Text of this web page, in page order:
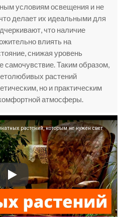
условиям освещения и не
делает их идеальными для
что наличие
влиять на
снижая уровень
Таким образом,
растений
но и практическим
атмосферы.
растений, которым не нужен свет